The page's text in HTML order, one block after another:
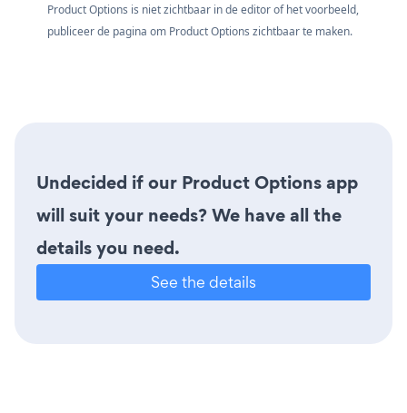
Product Options is niet zichtbaar in de editor of het voorbeeld,
publiceer de pagina om Product Options zichtbaar te maken.
Undecided if our Product Options app
will suit your needs? We have all the
details you need.
See the details